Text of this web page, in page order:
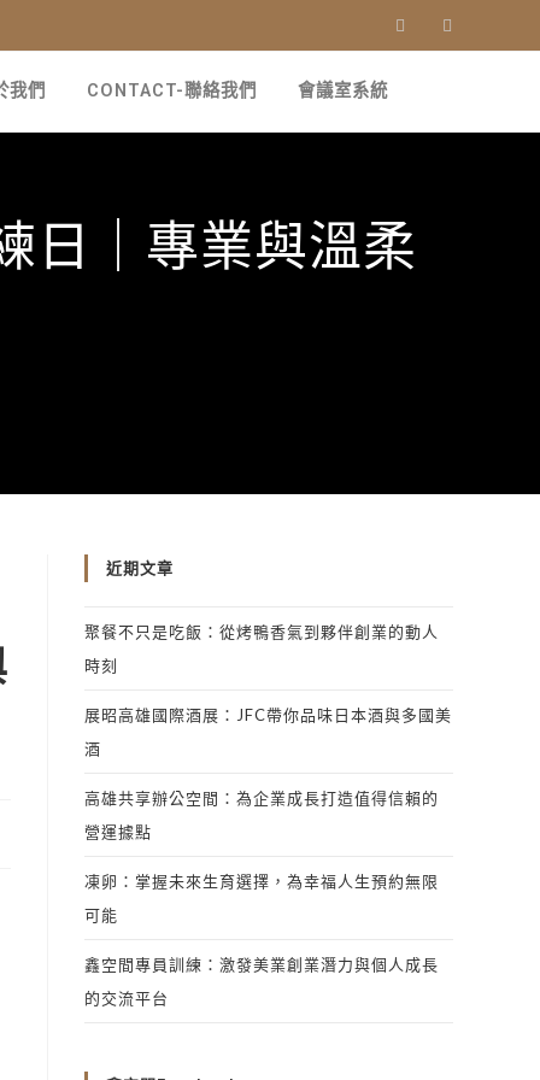
我們 CONTACT-聯絡我們 會議室系統
日｜專業與溫柔
近期文章
聚餐不只是吃飯：從烤鴨香氣到夥伴創業的動人
時刻
展昭高雄國際酒展：JFC帶你品味日本酒與多國美
酒
高雄共享辦公空間：為企業成長打造值得信賴的
營運據點
凍卵：掌握未來生育選擇，為幸福人生預約無限
可能
鑫空間專員訓練：激發美業創業潛力與個人成長
的交流平台